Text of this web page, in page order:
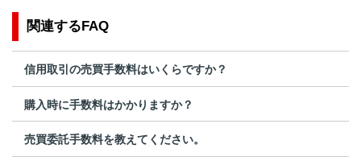
関連するFAQ
信用取引の売買手数料はいくらですか？
購入時に手数料はかかりますか？
売買委託手数料を教えてください。